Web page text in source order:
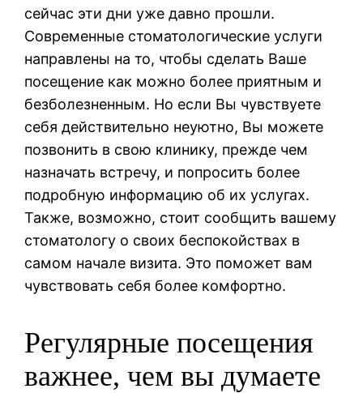
сейчас эти дни уже давно прошли.
Современные стоматологические услуги
направлены на то, чтобы сделать Ваше
посещение как можно более приятным и
безболезненным. Но если Вы чувствуете
себя действительно неуютно, Вы можете
позвонить в свою клинику, прежде чем
назначать встречу, и попросить более
подробную информацию об их услугах.
Также, возможно, стоит сообщить вашему
стоматологу о своих беспокойствах в
самом начале визита. Это поможет вам
чувствовать себя более комфортно.
Регулярные посещения
важнее, чем вы думаете